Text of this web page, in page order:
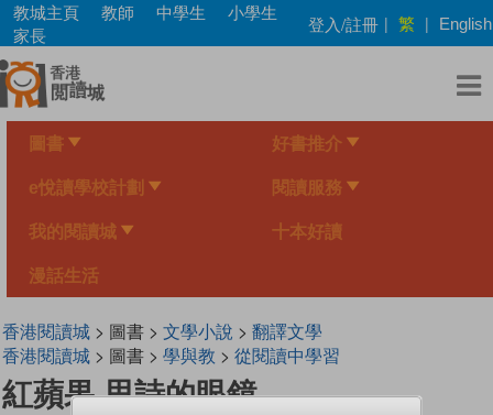
Skip
main
content
教城主頁 教師 中學生
小學生
家長
登入/註冊 | 繁 | English
圖書 好書推介
e悅讀學校計劃 閱讀服務
我的閱讀城 十本好讀
漫話生活
香港閱讀城> 圖書 > 文學小說 > 翻譯文學
香港閱讀城> 圖書 > 學與教 > 從閱讀中學習
紅蘋果 思詩的眼鏡